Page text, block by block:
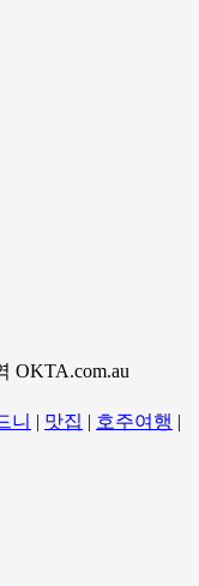
OKTA.com.au
니 | 맛집 | 호주여행 |